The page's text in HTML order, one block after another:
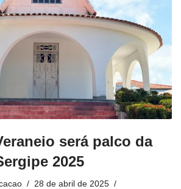
será palco da
2025
28 de abril de 2025